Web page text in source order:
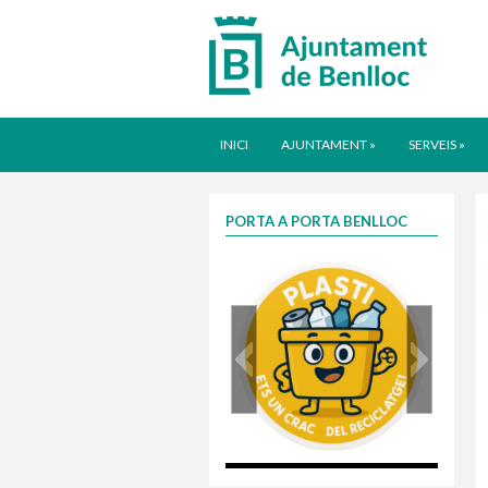
INICI AJUNTAMENT » SERVEIS »
PORTA A PORTA BENLLOC